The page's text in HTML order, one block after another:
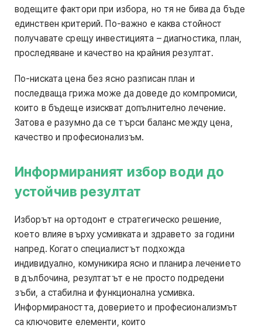
водещите фактори при избора, но тя не бива да бъде
единствен критерий. По-важно е каква стойност
получавате срещу инвестицията – диагностика, план,
проследяване и качество на крайния резултат.
По-ниската цена без ясно разписан план и
последваща грижа може да доведе до компромиси,
които в бъдеще изискват допълнително лечение.
Затова е разумно да се търси баланс между цена,
качество и професионализъм.
Информираният избор води до
устойчив резултат
Изборът на ортодонт е стратегическо решение,
което влияе върху усмивката и здравето за години
напред. Когато специалистът подхожда
индивидуално, комуникира ясно и планира лечението
в дълбочина, резултатът е не просто подредени
зъби, а стабилна и функционална усмивка.
Информираността, доверието и професионализмът
са ключовите елементи, които